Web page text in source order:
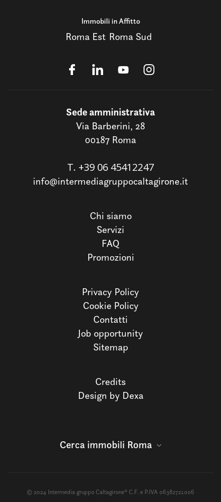
Immobili in Affitto
Roma Est Roma Sud
Sede amministrativa
Via Barberini, 28
00187 Roma
T. +39 06 45412247
info@intermediagruppocaltagirone.it
Chi siamo
Servizi
FAQ
Promozioni
Privacy Policy
Cookie Policy
Contatti
Job opportunity
Sitemap
Credits
Design by Dexa
Cerca immobili Roma
© 2024 Intermedia gruppo Caltagirone® C.F. e P.IVA 06382721006